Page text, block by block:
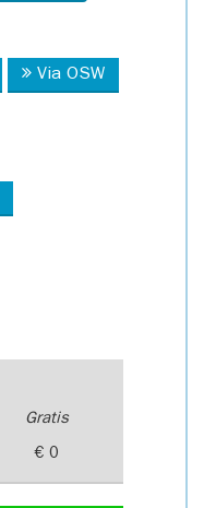
Gratis
€ 0
Via OSW